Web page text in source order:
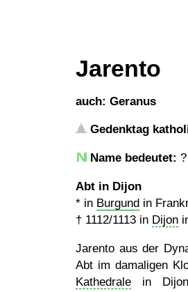
Jarento
auch: Geranus
Gedenktag
Name bedeutet: ?
Abt in Dijon
* in Burgund in
† 1112/1113 in Dijon
Jarento aus der
Abt im damaligen
Kathedrale in